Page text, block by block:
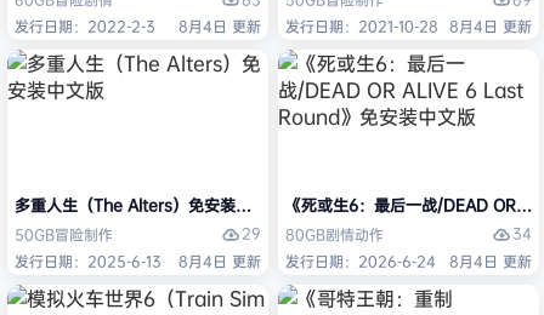
发行日期：2022-2-3
8月4日 更新
发行日期：2021-10-28 8月4日 更新
多重人生（The Alters）免安装中文版
50GB冒险制作
29
发行日期：2025-6-13
8月4日 更新
《死或生6：最后一战/DEAD OR
80GB剧情动作
34
发行日期：2026-6-24
8月4日 更新